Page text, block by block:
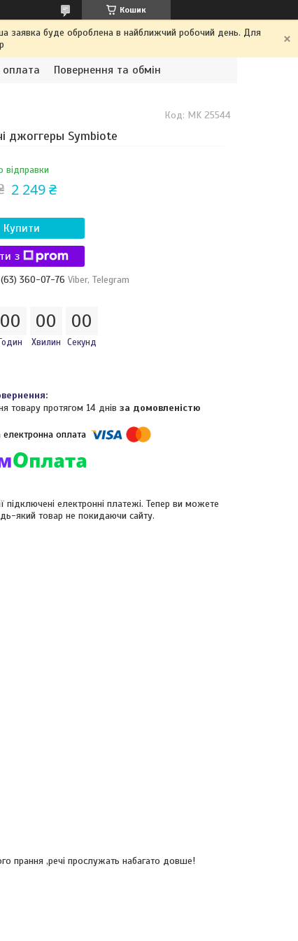
Кошик
заявка буде оброблена в найближчий робочий день. Для
Повернення та обмін
джоггеры Symbiote
відправки
Код: MK 25544
2 249 ₴
Купити
з
360-07-76 Viber, Telegram
00
Годин
00
Хвилин
00
Секунд
товару протягом 14 днів за домовленістю
підключені електронні платежі. Тепер ви можете
який товар не покидаючи сайту.
прання ,речі прослужать набагато довше!